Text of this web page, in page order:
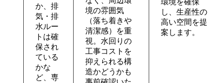
か、排
気・排
水ルー
トは確
保され
ている
かな
ど、専
境の雰囲気
（落ち着きや
清潔感）を重
視。水回りの
工事コストを
抑えられる構
造かどうかも
環境を確保
し、生産性の
高い空間を提
案します。